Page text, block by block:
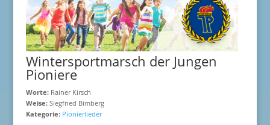
Wintersportmarsch der Jungen
Pioniere
Worte:Rainer Kirsch
Weise:Siegfried Bimberg
Kategorie: Pionierlieder